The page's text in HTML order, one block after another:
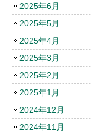
2025年6月
2025年5月
2025年4月
2025年3月
2025年2月
2025年1月
2024年12月
2024年11月